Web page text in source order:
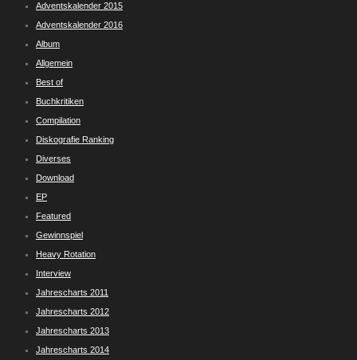
Adventskalender 2015
Adventskalender 2016
Album
Allgemein
Best of
Buchkritiken
Compilation
Diskografie Ranking
Diverses
Download
EP
Featured
Gewinnspiel
Heavy Rotation
Interview
Jahrescharts 2011
Jahrescharts 2012
Jahrescharts 2013
Jahrescharts 2014